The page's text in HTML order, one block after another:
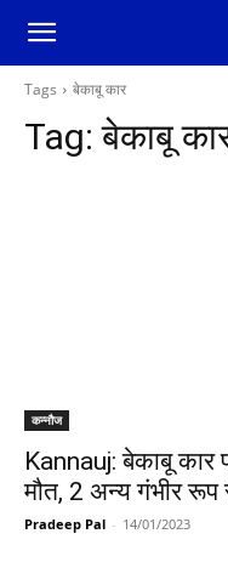
Tags बेकाबू कार
Tag:बेकाबू
कन्नौज
Kannauj: बेकाबू
मौत, 2 अन्य गंभीर
Pradeep Pal - 14/01/2023